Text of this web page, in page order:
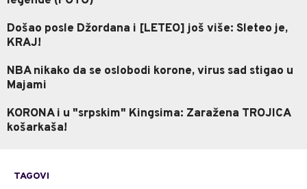
Došao posle Džordana i [LETEO] još više: Sleteo je,
KRAJ!
NBA nikako da se oslobodi korone, virus sad stigao u
Majami
KORONA i u "srpskim" Kingsima: Zaražena TROJICA
košarkaša!
TAGOVI